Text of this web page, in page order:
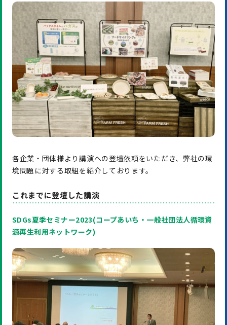
各企業・団体様より講演への登壇依頼をいただき、弊社の環
境問題に対する取組を紹介しております。
これまでに登壇した講演
SDGs夏季セミナー2023(コープあいち・一般社団法人循環資
源再生利用ネットワーク)